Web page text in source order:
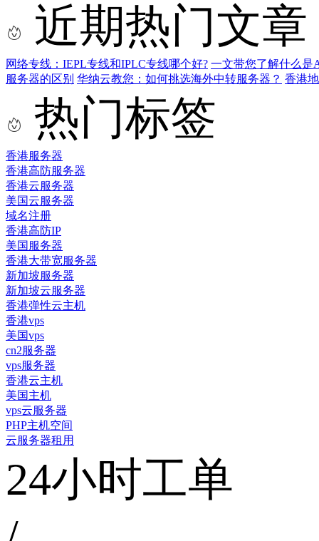
近期热门文章
网络专线：IEPL专线和IPLC专线哪个好? 一文带您了解什么是
服务器的区别 华纳云教您：如何挑选海外中转服务器？ 香港
热门标签
香港服务器
香港高防服务器
香港云服务器
美国云服务器
域名注册
香港高防IP
美国服务器
香港大带宽服务器
新加坡服务器
新加坡云服务器
香港弹性云主机
香港vps
美国vps
cn2服务器
vps服务器
香港云主机
美国主机
vps云服务器
PHP主机空间
云服务器租用
24小时工单